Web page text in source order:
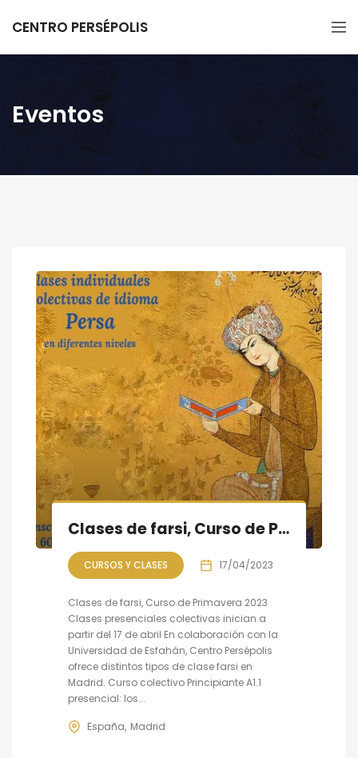
CENTRO PERSÉPOLIS
Eventos
Clases de farsi, Curso de Primavera 2023 empieza a partir del 17 de abril
CURSOS Y CLASES 17/04/2023
Clases de farsi, Curso de Primavera 2023
Clases presenciales colectivas inician a
partir del 17 de abril En colaboración con la
Universidad de Esfahán, Centro Persépolis
ofrece distintos tipos de clase farsi en
Madrid. Curso colectivo Principiante A1.1
presencial: los...
España Madrid